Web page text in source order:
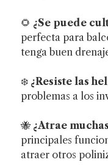
🌻 ¿Se puede
perfecta para
tenga buen
❄️ ¿Resiste las
problemas a los
🐝 ¿Atrae
principales
atraer otros